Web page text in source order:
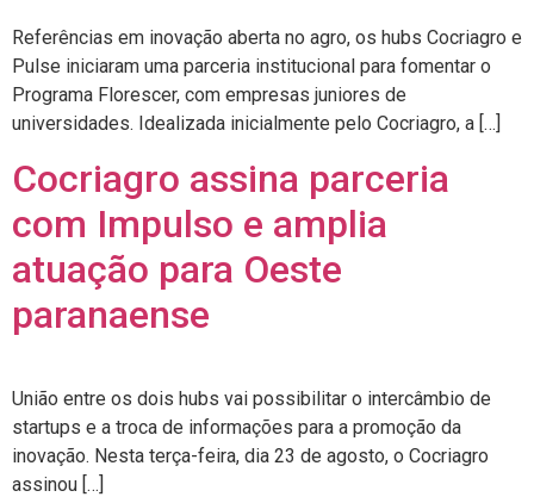
Referências em inovação aberta no agro, os hubs Cocriagro e
Pulse iniciaram uma parceria institucional para fomentar o
Programa Florescer, com empresas juniores de
universidades. Idealizada inicialmente pelo Cocriagro, a […]
Cocriagro assina parceria
com Impulso e amplia
atuação para Oeste
paranaense
União entre os dois hubs vai possibilitar o intercâmbio de
startups e a troca de informações para a promoção da
inovação. Nesta terça-feira, dia 23 de agosto, o Cocriagro
assinou […]